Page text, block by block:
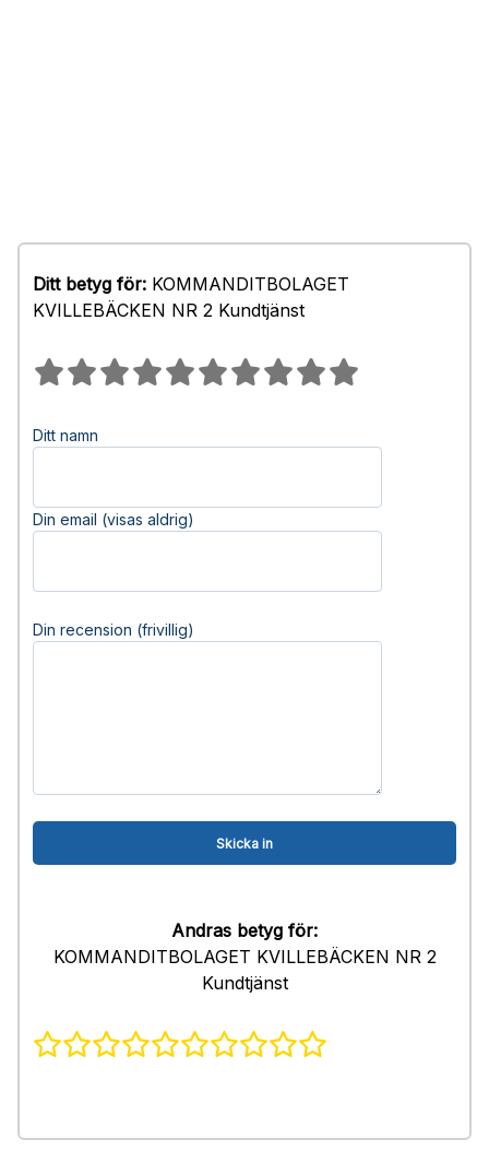
Ditt betyg för: KOMMANDITBOLAGET
KVILLEBÄCKEN NR 2 Kundtjänst
Ditt namn
Din email (visas aldrig)
Din recension (frivillig)
Andras betyg för:
KOMMANDITBOLAGET KVILLEBÄCKEN NR 2
Kundtjänst